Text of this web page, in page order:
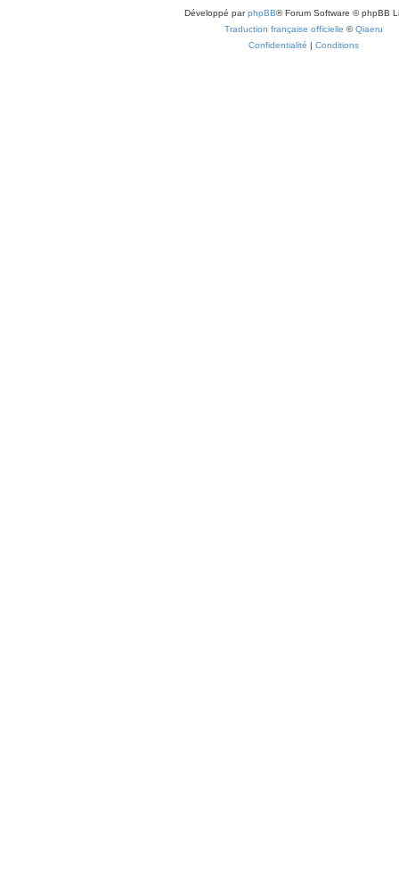
Développé parphpBB® Forum Software © phpBB
Traduction française officielle ©Qiaeru
Confidentialité | Conditions